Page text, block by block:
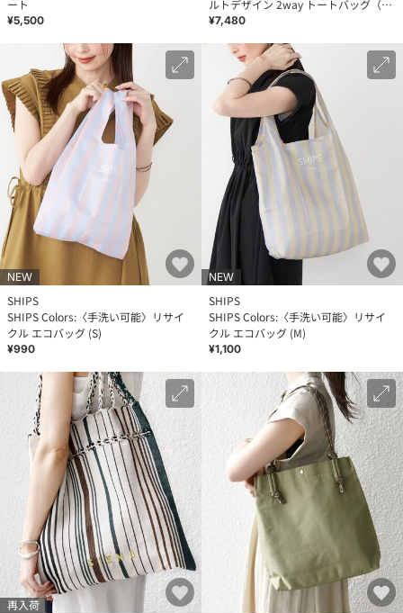
ート
¥5,500
ルトデザイン 2way トートバッグ（A4
対応）
¥7,480
NEW
SHIPS
SHIPS Colors:〈手洗い可能〉リサイ
クル エコバッグ (S)
¥990
NEW
SHIPS
SHIPS Colors:〈手洗い可能〉リサイ
クル エコバッグ (M)
¥1,100
再入荷